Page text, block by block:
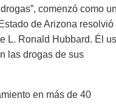
comenzó como un
de Arizona resolvió
L. Ronald Hubbard. Él
las drogas de sus
en más de 40